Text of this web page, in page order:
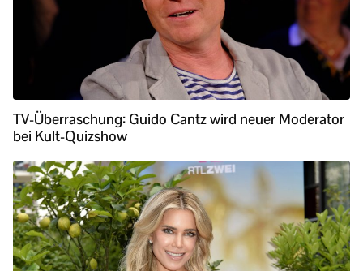
TV-Überraschung: Guido Cantz wird neuer Moderator
bei Kult-Quizshow